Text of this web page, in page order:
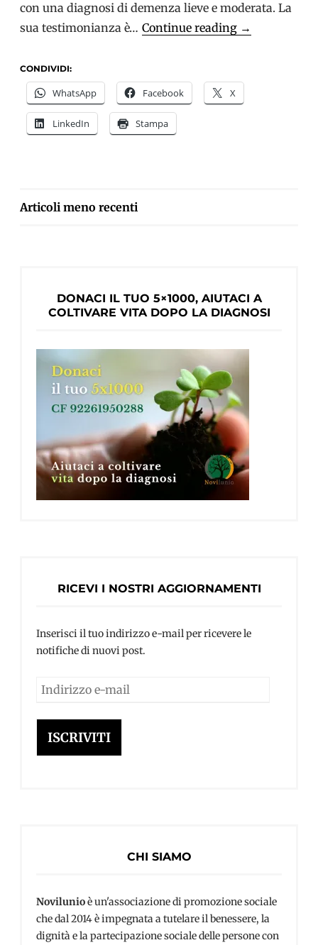
con una diagnosi di demenza lieve e moderata. La
sua testimonianza è… Continue reading Simona
sua
esperienza
→
CONDIVIDI:
WhatsApp Facebook X
LinkedIn Stampa
NAVIGAZIONE
Articoli meno recenti
DONACI IL TUO 5×1000, AIUTACI A
COLTIVARE VITA DOPO LA DIAGNOSI
RICEVI I NOSTRI AGGIORNAMENTI
Inserisci il tuo indirizzo e-mail per ricevere le
notifiche di nuovi post.
Indirizzo
mail
ISCRIVITI
CHI SIAMO
Novilunioè un'associazione di promozione sociale
che dal 2014 è impegnata a tutelare il benessere, la
dignità e la partecipazione sociale delle persone con